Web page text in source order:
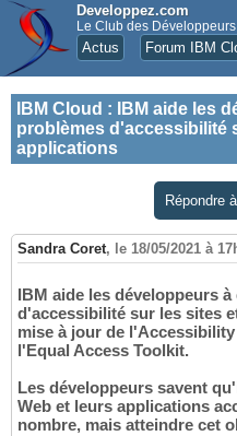
Developpez.com
Le Club des
Actus Forum IBM
IBM Cloud :
IBM aide les
problèmes d'accessibilité
applications
Répondre
Sandra Coret, le 18/05/2021 à
IBM aide les développeurs
d'accessibilité sur les sites
mise à jour de
l'Equal Access Toolkit.
Les développeurs savent
Web et leurs applications
nombre, mais atteindre cet